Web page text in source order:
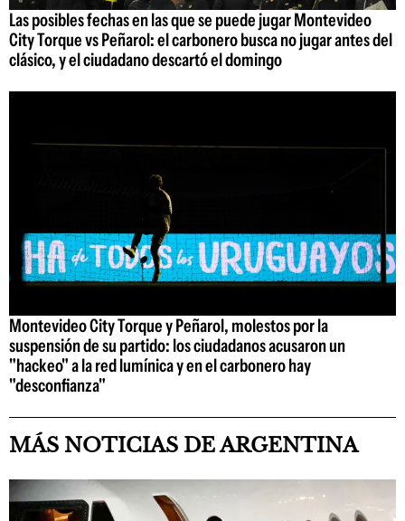
Las posibles fechas en las que se puede jugar Montevideo
City Torque vs Peñarol: el carbonero busca no jugar antes del
clásico, y el ciudadano descartó el domingo
Montevideo City Torque y Peñarol, molestos por la
suspensión de su partido: los ciudadanos acusaron un
"hackeo" a la red lumínica y en el carbonero hay
"desconfianza"
MÁS NOTICIAS DE ARGENTINA